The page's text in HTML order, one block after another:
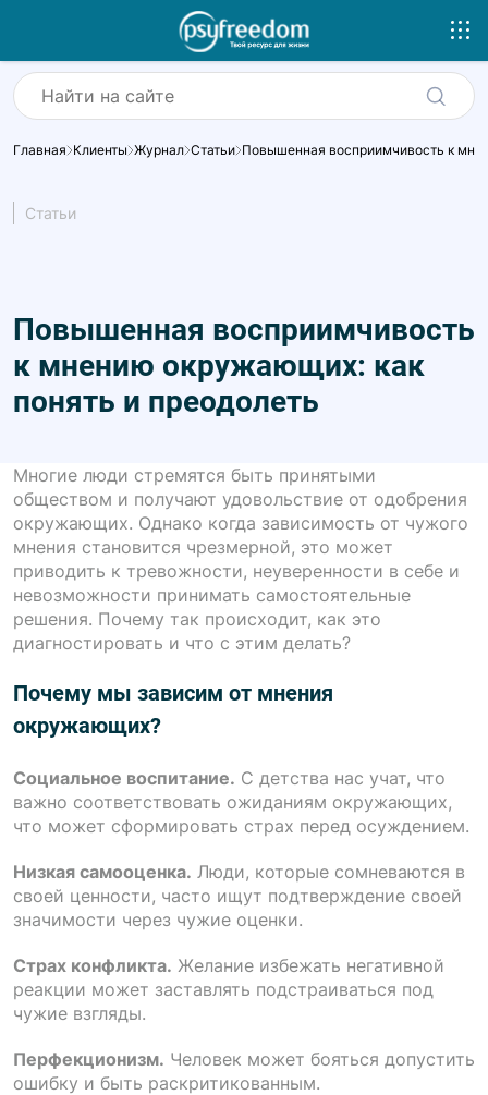
Главная Клиенты Журнал Статьи Повышенная восприимчивость к
Статьи
Повышенная восприимчивость
к мнению окружающих: как
понять и преодолеть
Многие люди стремятся быть принятыми
обществом и получают удовольствие от одобрения
окружающих. Однако когда зависимость от чужого
мнения становится чрезмерной, это может
приводить к тревожности, неуверенности в себе и
невозможности принимать самостоятельные
решения. Почему так происходит, как это
диагностировать и что с этим делать?
Почему мы зависим от мнения
окружающих?
Социальное воспитание. С детства нас учат, что
важно соответствовать ожиданиям окружающих,
что может сформировать страх перед осуждением.
Низкая самооценка. Люди, которые сомневаются в
своей ценности, часто ищут подтверждение своей
значимости через чужие оценки.
Страх конфликта. Желание избежать негативной
реакции может заставлять подстраиваться под
чужие взгляды.
Перфекционизм. Человек может бояться допустить
ошибку и быть раскритикованным.